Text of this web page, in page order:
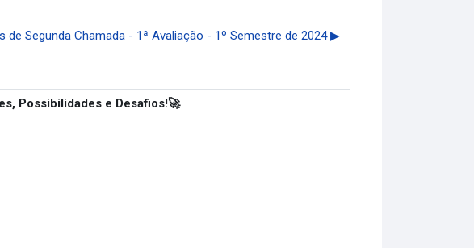
de Segunda Chamada - 1ª Avaliação - 1º Semestre de 2024 ▶︎
Possibilidades e Desafios!🚀